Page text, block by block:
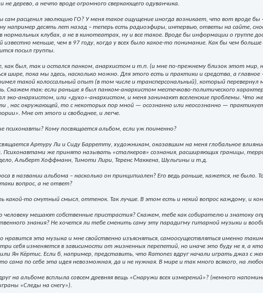
не дерево, а нечто вроде огромного сверкающего одуванчика.
сам расценил эволюцию ГО? У меня такое ощущение иногда возникает, что вот вроде
например десять лет назад – теперь есть радиоэфиры, интервью, ответы на сайте,
нормальных клубах, а не в кинотеатрах, ну и все такое. Вроде бы информации о группе
известно меньше, чем в 97 году, когда у всех было какое-то понимание. Как бы чем
посыл группы.
как был, так и остался панком, анархистом и т.п. (и мне по-прежнему близок этот
шире, пока мы здесь, насколько можно. Для этого есть и практики и средства, а
такой колоссальный опыт (в том числе и трансперсональный), который перевернул
Скажем так: если раньше я был панком-анархистом местечково-политического
эко-анархистом, или «духо»-анархистом, и меня занимают вселенские проблемы. Что
, нас окружающей, то с некоторых пор мной — осознанно или неосознанно —
Мне от этого и свободнее, и легче.
психонавты? Кому посвящается альбом, если уж поименно?
Артуру Ли и Сиду Барретту, художникам, оказавшим на меня глобальное
Психонавтами же принято называть «сталкеров» сознания, расширяющих границы,
Альберт Хоффманн, Тимоти Лири, Теренс Маккена, Шульгины и т.д.
в названии альбома – насколько он принципиален? Его ведь раньше, кажется, не было.
вопрос, а не ответ?
какой-то смутный смысл, оттенок. Так лучше. В этом есть и некий вопрос каждому, и
человеку мешают собственные пристрастия? Скажем, тебе как собирателю и знатоку
знания? Не хочется ли тебе сменить саму эту парадигму гитарной музыки и
нравится эта музыка и мне свойственно изъясняться, самоосуществляться именно
себя изменяется в зависимости от жизненных перепетий, но иначе это буду не я, а
Ян Кёртис. Если б, например, представить, что Ramones вдруг начали играть джаз с
сама по себе эта идея невозможная, да и не нужная. В мире и так много всякого, на
на альбоме всплыла совсем древняя вещь «Снаружи всех измерений»? (немного
«Следы на снегу»).